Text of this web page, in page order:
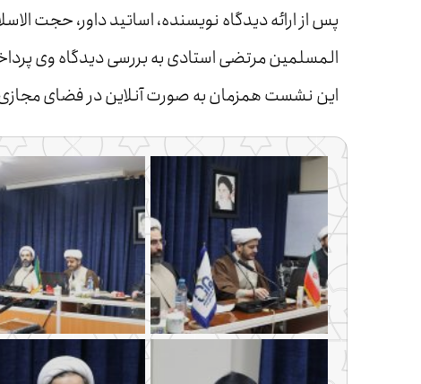
پس از ارائه دیدگاه نویسنده، اساتید داور، حجت
المسلمین مرتضی استادی به بررسی دیدگاه وی
این نشست همزمان به صورت آنلاین در فضای